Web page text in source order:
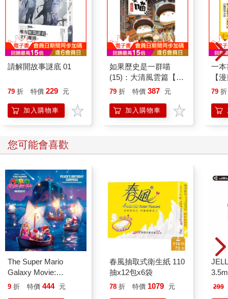
請解開故事謎底 01
79 折 特價 229 元
加入購物車
如果歷史是一群喵
(15)：大清風雲篇【萌
貓漫畫學歷史】
79 折 特價 387 元
加入購物車
一
【
行
「
學方
79 折
您可能會喜歡
The Super Mario
Galaxy Movie:
Peach`s Birthday
9 折 特價 444 元
春風抽取式衛生紙 110
抽x12包x6袋
78 折 特價 1079 元
式
299